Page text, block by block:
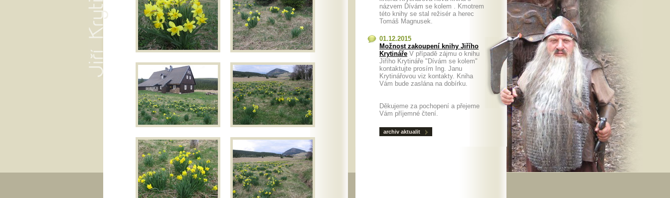
názvem Dívám se kolem . Kmotrem
této knihy se stal režisér a herec
Tomáš Magnusek.
01.12.2015
Možnost zakoupení knihy Jiřího
Krytináře V případě zájmu o knihu
Jiřího Krytináře "Dívám se kolem"
kontaktujte prosím Ing. Janu
Krytinářovou viz kontakty. Kniha
Vám bude zaslána na dobírku.
Děkujeme za pochopení a přejeme
Vám příjemné čtení.
archiv aktualit